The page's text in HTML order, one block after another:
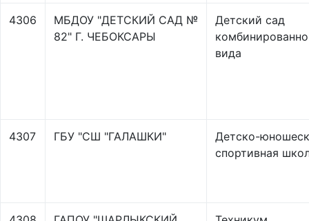
4306
МБДОУ "ДЕТСКИЙ САД №
82" Г. ЧЕБОКСАРЫ
Детский сад
вида
4307 ГБУ "СШ "ГАЛАШКИ"
Детско-
спортивная